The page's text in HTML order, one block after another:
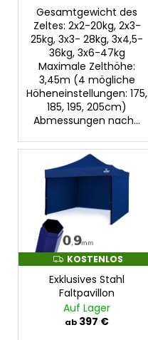
Gesamtgewicht des
Zeltes: 2x2-20kg, 2x3-
25kg, 3x3- 28kg, 3x4,5-
36kg, 3x6-47kg
Maximale Zelthöhe:
3,45m (4 mögliche
Höheneinstellungen: 175,
185, 195, 205cm)
Abmessungen nach...
K
O
S
T
E
N
O
KOSTENLOS
Exklusives Stahl
Faltpavillon
Auf Lager
ab 397 €